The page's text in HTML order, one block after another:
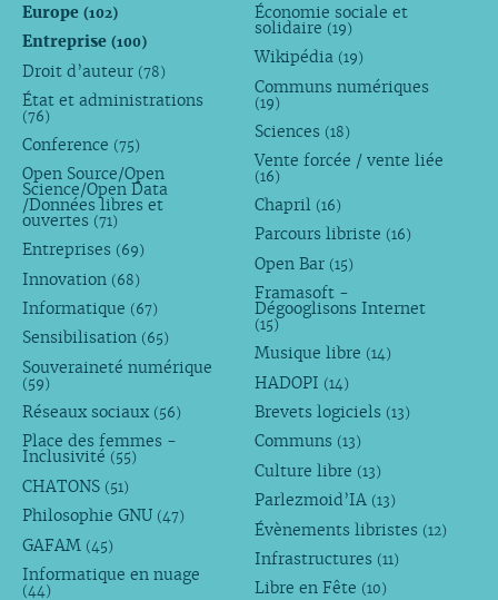
Europe (102)
Entreprise (100)
Droit d’auteur (78)
État et administrations
(76)
Conference (75)
Open Source/Open
Science/Open Data
/Données libres et
ouvertes (71)
Entreprises (69)
Innovation (68)
Informatique (67)
Sensibilisation (65)
Souveraineté numérique
(59)
Réseaux sociaux (56)
Place des femmes -
Inclusivité (55)
CHATONS (51)
Philosophie GNU (47)
GAFAM (45)
Informatique en nuage
(44)
Économie sociale et
solidaire (19)
Wikipédia (19)
Communs numériques
(19)
Sciences (18)
Vente forcée / vente liée
(16)
Chapril (16)
Parcours libriste (16)
Open Bar (15)
Framasoft -
Dégooglisons Internet
(15)
Musique libre (14)
HADOPI (14)
Brevets logiciels (13)
Communs (13)
Culture libre (13)
Parlezmoid’IA (13)
Évènements libristes (12)
Infrastructures (11)
Libre en Fête (10)